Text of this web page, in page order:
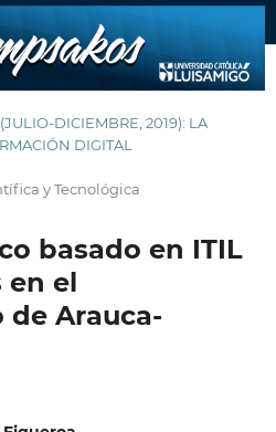
DICIEMBRE, 2019): LA
DIGITAL
y Tecnológica
basado en ITIL
en el
Arauca-